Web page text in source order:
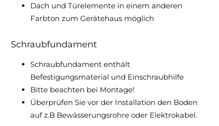
Dach und Türelemente in einem anderen
Farbton zum Gerätehaus möglich
Schraubfundament
Schraubfundament enthält
Befestigungsmaterial und Einschraubhilfe
Bitte beachten bei Montage!
Überprüfen Sie vor der Installation den Boden
auf z.B Bewässerungsrohre oder Elektrokabel.